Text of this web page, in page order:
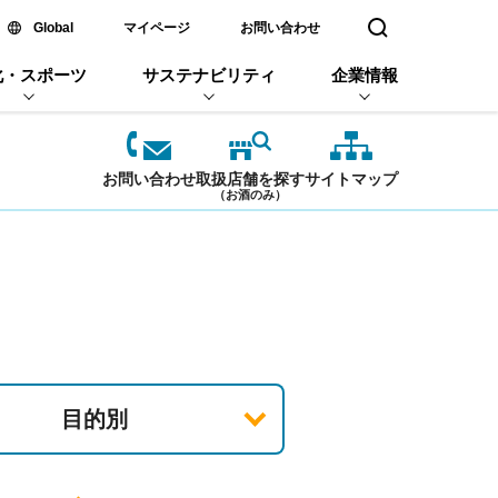
Global新しいウィンドウで開く
マイページ お問い合わせ 検索窓を開く
スポーツ サステナビリティ 企業情報
お問い合わせ取扱店舗を探す
（お酒のみ）
サイトマップ
目的別